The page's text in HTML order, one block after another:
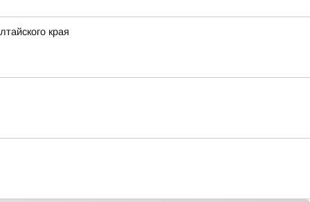
края